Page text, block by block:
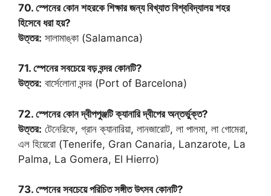
70. স্পেনের কোন শহরকে শিক্ষার জন্য বিখ্যাত বিশ্ববিদ্যালয় শহর
হিসেবে ধরা হয়?
উত্তর: সালামাঙ্কা (Salamanca)
71. স্পেনের সবচেয়ে বড় বন্দর কোনটি?
উত্তর: বার্সেলোনা বন্দর (Port of Barcelona)
72. স্পেনের কোন দ্বীপপুঞ্জটি ক্যানারি দ্বীপের অন্তর্ভুক্ত?
উত্তর: টেনেরিফে, গ্রান ক্যানারিয়া, লানজারোট, লা পালমা, লা গোমেরা,
এল হিয়েরো (Tenerife, Gran Canaria, Lanzarote, La
Palma, La Gomera, El Hierro)
73. স্পেনের সবচেয়ে পরিচিত সঙ্গীত উৎসব কোনটি?